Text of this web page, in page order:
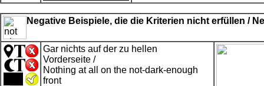
Negative Beispiele, die die Kriterien nicht erfüllen /
Gar nichts auf der zu hellen
Vorderseite /
Nothing at all on the not-dark-enough
front